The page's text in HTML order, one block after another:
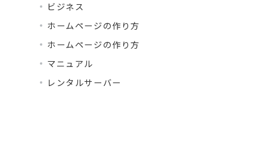
ビジネス
ホームページの作り方
ホームページの作り方
マニュアル
レンタルサーバー